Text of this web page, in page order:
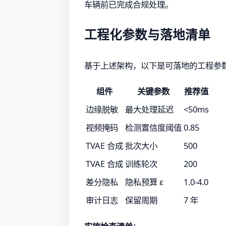
车辆前已完成合规处理。
工程化参数与落地清单
基于上述架构，以下是可落地的工程参
组件 关键参数
推荐值
边缘脱敏
最大处理延迟
<50ms
视频掩码
检测置信度阈值0.85
TVAE 合成批次大小
500
TVAE 合成训练轮次
200
差分隐私
隐私预算 ε
1.0-4.0
审计日志
保留周期 7 年